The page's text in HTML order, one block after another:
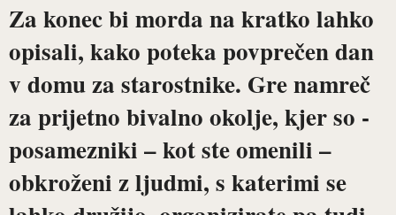
Za konec bi morda na kratko lahko
opisali, kako poteka povprečen dan
v domu za starostnike. Gre namreč
za prijetno bivalno okolje, kjer so ­
posamezniki – kot ste omenili –
obkroženi z ljudmi, s katerimi se